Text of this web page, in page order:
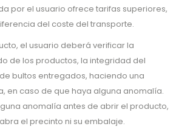
por el usuario ofrece tarifas superiores,
del coste del transporte.
el usuario deberá verificar la
de los productos, la integridad del
bultos entregados, haciendo una
en caso de que haya alguna anomalía.
anomalía antes de abrir el producto,
el precinto ni su embalaje.